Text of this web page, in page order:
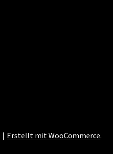
Erstellt mit WooCommerce.